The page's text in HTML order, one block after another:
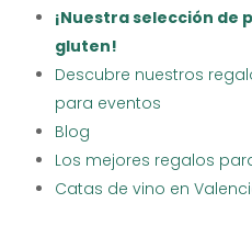
¡Nuestra selección de
gluten!
Descubre nuestros
para eventos
Blog
Los mejores regalos
Catas de vino en